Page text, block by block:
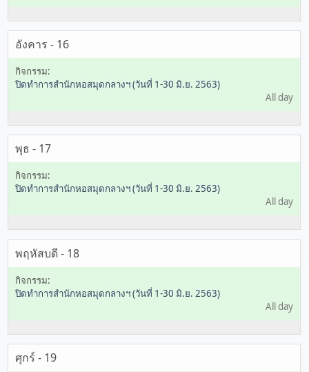
อังคาร - 16
ปิดทำการสำนักหอสมุดกลางฯ (วันที่ 1-30 มิ.ย. 2563)
All day
พุธ - 17
ปิดทำการสำนักหอสมุดกลางฯ (วันที่ 1-30 มิ.ย. 2563)
All day
พฤหัสบดี - 18
ปิดทำการสำนักหอสมุดกลางฯ (วันที่ 1-30 มิ.ย. 2563)
All day
ศุกร์ - 19